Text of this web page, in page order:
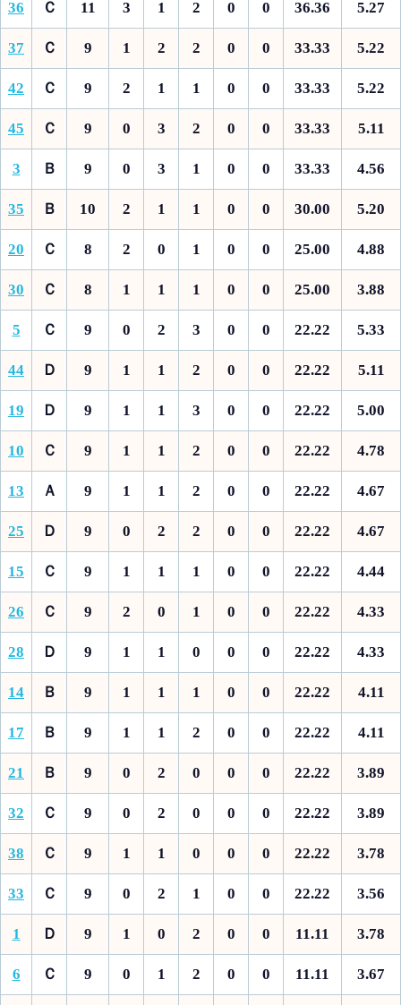
36 Ｃ 11 3 1 2 0 0 36.36 5.27
37 Ｃ 9 1 2 2 0 0 33.33 5.22
42 Ｃ 9 2 1 1 0 0 33.33 5.22
45 Ｃ 9 0 3 2 0 0 33.33 5.11
3 Ｂ 9 0 3 1 0 0 33.33 4.56
35 Ｂ 10 2 1 1 0 0 30.00 5.20
20 Ｃ 8 2 0 1 0 0 25.00 4.88
30 Ｃ 8 1 1 1 0 0 25.00 3.88
5 Ｃ 9 0 2 3 0 0 22.22 5.33
44 Ｄ 9 1 1 2 0 0 22.22 5.11
19 Ｄ 9 1 1 3 0 0 22.22 5.00
10 Ｃ 9 1 1 2 0 0 22.22 4.78
13 Ａ 9 1 1 2 0 0 22.22 4.67
25 Ｄ 9 0 2 2 0 0 22.22 4.67
15 Ｃ 9 1 1 1 0 0 22.22 4.44
26 Ｃ 9 2 0 1 0 0 22.22 4.33
28 Ｄ 9 1 1 0 0 0 22.22 4.33
14 Ｂ 9 1 1 1 0 0 22.22 4.11
17 Ｂ 9 1 1 2 0 0 22.22 4.11
21 Ｂ 9 0 2 0 0 0 22.22 3.89
32 Ｃ 9 0 2 0 0 0 22.22 3.89
38 Ｃ 9 1 1 0 0 0 22.22 3.78
33 Ｃ 9 0 2 1 0 0 22.22 3.56
1 Ｄ 9 1 0 2 0 0 11.11 3.78
6 Ｃ 9 0 1 2 0 0 11.11 3.67